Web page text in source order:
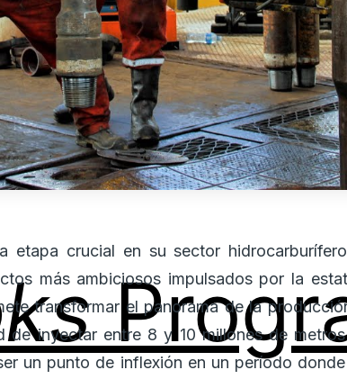
etapa crucial en su sector
más ambiciosos impulsados por la
transformar el panorama de la
de inyectar entre 8 y 10 millones de
un punto de inflexión en un período